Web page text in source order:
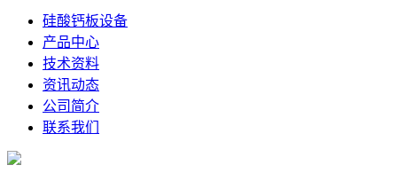
硅酸钙板设备
产品中心
技术资料
资讯动态
公司简介
联系我们